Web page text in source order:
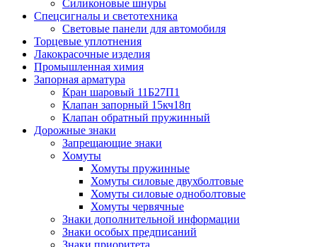
Силиконовые шнуры
Спецсигналы и светотехника
Световые панели для автомобиля
Торцевые уплотнения
Лакокрасочные изделия
Промышленная химия
Запорная арматура
Кран шаровый 11Б27П1
Клапан запорный 15кч18п
Клапан обратный пружинный
Дорожные знаки
Запрещающие знаки
Хомуты
Хомуты пружинные
Хомуты силовые двухболтовые
Хомуты силовые одноболтовые
Хомуты червячные
Знаки дополнительной информации
Знаки особых предписаний
Знаки приоритета